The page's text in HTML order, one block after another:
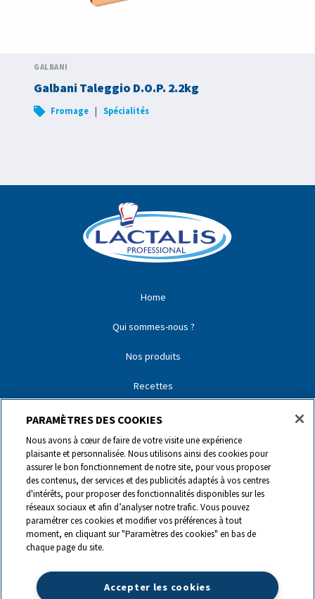
GALBANI
Galbani Taleggio D.O.P. 2.2kg
Fromage | Spécialités
Home
Qui sommes-nous ?
Nos produits
Recettes
Nos partenaires
Nos marques
Contact
0844 440 440
PARAMÈTRES DES COOKIES
Nous avons à cœur de faire de votre visite une expérience
plaisante et personnalisée. Nous utilisons ainsi des cookies pour
assurer le bon fonctionnement de notre site, pour vous proposer
des contenus, der services et des publicités adaptés à vos centres
d'intérêts, pour proposer des fonctionnalités disponibles sur les
réseaux sociaux et afin d’analyser notre trafic. Vous pouvez
paramétrer ces cookies et modifier vos préférences à tout
moment, en cliquant sur "Paramètres des cookies" en bas de
chaque page du site.
Accepter les cookies